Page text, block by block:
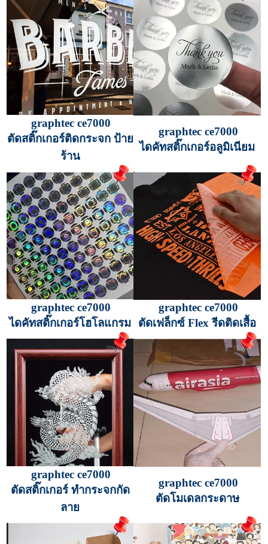
graphtec ce7000
ตัดสติ๊กเกอร์ติดกระจก ป้าย
ร้าน
graphtec ce7000
ไดคัทสติ๊กเกอร์อลูมิเนียม
graphtec ce7000
ไดคัทสติ๊กเกอร์โฮโลแกรม
graphtec ce7000
ตัดเฟล็กซ์ Flex รีดติดเสื้อ
graphtec ce7000
ตัดสติ๊กเกอร์ ทำกระจกกัด
ลาย
graphtec ce7000
ตัดโมเดลกระดาษ